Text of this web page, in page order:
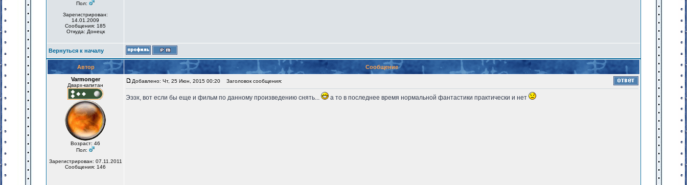
Пол:
Зарегистрирован:
14.01.2009
Сообщения: 185
Откуда: Донецк
Вернуться к началу
Автор
Сообщение
Varmonger
Дварх-капитан
Возраст: 46
Пол:
Зарегистрирован: 07.11.2011
Сообщения: 146
Добавлено: Чт, 25 Июн, 2015 00:20 Заголовок сообщения:
Эээх, вот если бы еще и фильм по данному произведению снять... а то в последнее время нормальной фантастики практически и нет